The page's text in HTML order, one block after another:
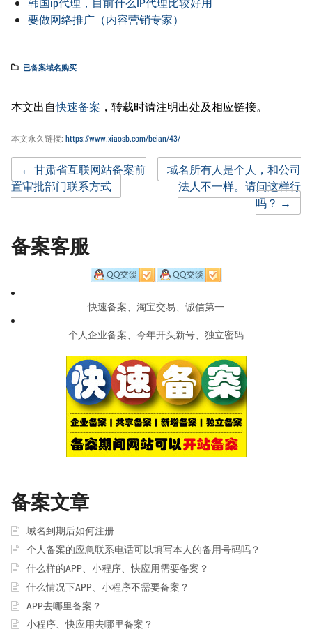
要做网络推广（内容营销专家）
已备案域名购买
本文出自快速备案 ，转载时请注明出处及相应链接。
本文永久链接: https://www.xiaosb.com/beian/43/
Post
navigation
← 甘肃省互联网站备案前
置审批部门联系方式
域名所有人是个人，和公司
法人不一样。请问这样行
吗？→
备案客服
快速备案、淘宝交易、诚信第一
个人企业备案、今年开头新号、独立密码
备案文章
域名到期后如何注册
个人备案的应急联系电话可以填写本人的备用号码吗？
什么样的APP、小程序、快应用需要备案？
什么情况下APP、小程序不需要备案？
APP去哪里备案？
小程序、快应用去哪里备案？